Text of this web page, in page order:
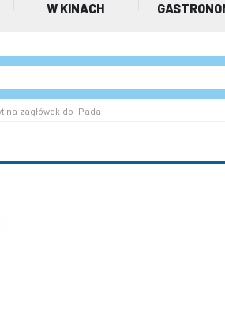
W KINACH
na zagłówek do iPada